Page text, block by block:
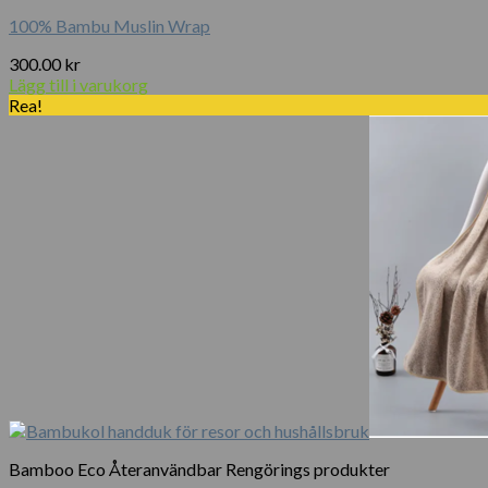
100% Bambu Muslin Wrap
300.00 kr
Lägg till i varukorg
Rea!
Bamboo Eco Återanvändbar Rengörings produkter